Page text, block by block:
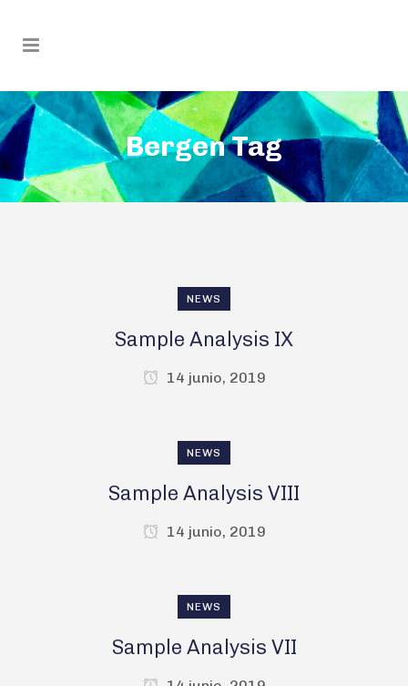
Bergen Tag
NEWS
Sample Analysis IX
14 junio, 2019
NEWS
Sample Analysis VIII
14 junio, 2019
NEWS
Sample Analysis VII